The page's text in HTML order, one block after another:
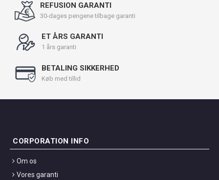
REFUSION GARANTI
30-dages pengene tilbage garanti
ET ÅRS GARANTI
1 års garanti
BETALING SIKKERHED
Køb med tillid
CORPORATION INFO
Om os
Vores garanti